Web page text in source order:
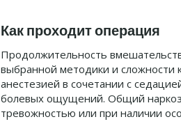
Как проходит операция
Продолжительность
выбранной методики и сложности
анестезией в сочетании с
болевых ощущений. Общий
тревожностью или при наличии